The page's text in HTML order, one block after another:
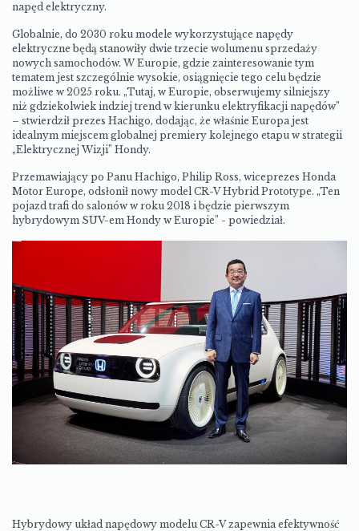
napęd elektryczny.
Globalnie, do 2030 roku modele wykorzystujące napędy
elektryczne będą stanowiły dwie trzecie wolumenu sprzedaży
nowych samochodów. W Europie, gdzie zainteresowanie tym
tematem jest szczególnie wysokie, osiągnięcie tego celu będzie
możliwe w 2025 roku. „Tutaj, w Europie, obserwujemy silniejszy
niż gdziekolwiek indziej trend w kierunku elektryfikacji napędów”
– stwierdził prezes Hachigo, dodając, że właśnie Europa jest
idealnym miejscem globalnej premiery kolejnego etapu w strategii
„Elektrycznej Wizji” Hondy.
Przemawiający po Panu Hachigo, Philip Ross, wiceprezes Honda
Motor Europe, odsłonił nowy model CR-V Hybrid Prototype. „Ten
pojazd trafi do salonów w roku 2018 i będzie pierwszym
hybrydowym SUV-em Hondy w Europie” - powiedział.
Hybrydowy układ napędowy modelu CR-V zapewnia efektywność